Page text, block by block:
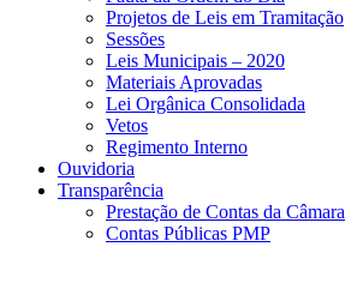
Projetos de Leis em Tramitação
Sessões
Leis Municipais – 2020
Materiais Aprovadas
Lei Orgânica Consolidada
Vetos
Regimento Interno
Ouvidoria
Transparência
Prestação de Contas da Câmara
Contas Públicas PMP